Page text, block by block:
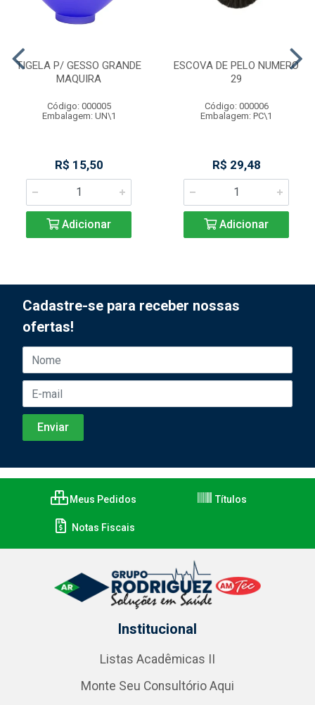
TIGELA P/ GESSO GRANDE
MAQUIRA
Código: 000005
Embalagem: UN\1
R$ 15,50
Adicionar
ESCOVA DE PELO NUMERO
29
Código: 000006
Embalagem: PC\1
R$ 29,48
Adicionar
Cadastre-se para receber nossas
ofertas!
Meus Pedidos Títulos
Notas Fiscais
Institucional
Listas Acadêmicas II
Monte Seu Consultório Aqui